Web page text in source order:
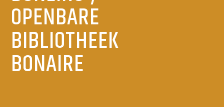
OPENBARE
BIBLIOTHEEK
BONAIRE